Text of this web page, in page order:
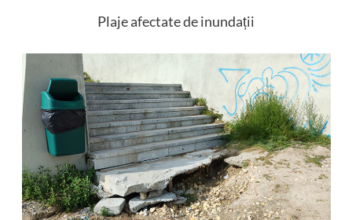
Plaje afectate de inundații